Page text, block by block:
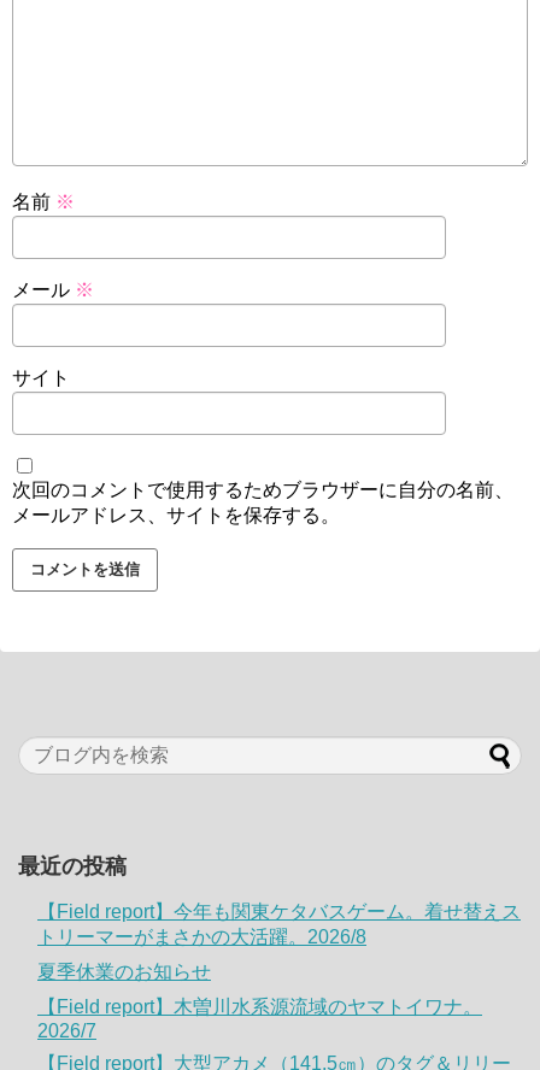
名前 ※
メール ※
サイト
次回のコメントで使用するためブラウザーに自分の名前、
メールアドレス、サイトを保存する。
最近の投稿
【Field report】今年も関東ケタバスゲーム。着せ替えス
トリーマーがまさかの大活躍。2026/8
夏季休業のお知らせ
【Field report】木曽川水系源流域のヤマトイワナ。
2026/7
【Field report】大型アカメ（141.5㎝）のタグ＆リリー